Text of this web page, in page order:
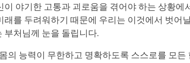
이 야기한 고통과 괴로움을 겪어야 하는 상황에
래를 두려워하기 때문에 우리는 이것에서 벗어
부처님께 눈을 돌립니다.
의 능력이 무한하고 명확하도록 스스로를 모든